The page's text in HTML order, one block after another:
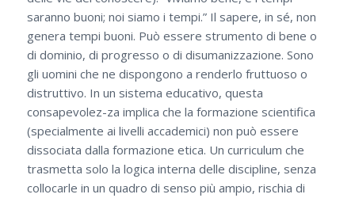
saranno buoni; noi siamo i tempi.” Il sapere, in sé, non
genera tempi buoni. Può essere strumento di bene o
di dominio, di progresso o di disumanizzazione. Sono
gli uomini che ne dispongono a renderlo fruttuoso o
distruttivo. In un sistema educativo, questa
consapevolez-za implica che la formazione scientifica
(specialmente ai livelli accademici) non può essere
dissociata dalla formazione etica. Un curriculum che
trasmetta solo la logica interna delle discipline, senza
collocarle in un quadro di senso più ampio, rischia di